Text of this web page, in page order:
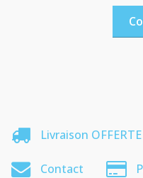
Livraison OFFERTE
Contact